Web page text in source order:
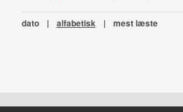
dato | alfabetisk | mest læste